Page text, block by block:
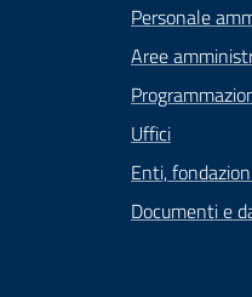
Personale
Aree
Uffici
Enti,
Documenti e